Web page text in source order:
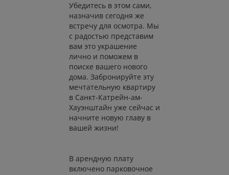
Убедитесь в этом сами,
назначив сегодня же
встречу для осмотра. Мы
с радостью представим
вам это украшение
лично и поможем в
поиске вашего нового
дома. Забронируйте эту
мечтательную квартиру
в Санкт-Катрейн-ам-
Хауэнштайн уже сейчас и
начните новую главу в
вашей жизни!
В арендную плату
включено парковочное